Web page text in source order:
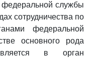
федеральной службы
сотрудничества по
федеральной
основного рода
в орган